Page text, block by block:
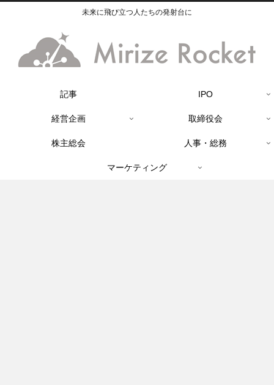
未来に飛び立つ人たちの発射台に
記事 IPO
経営企画 取締役会
株主総会 人事・総務
マーケティング